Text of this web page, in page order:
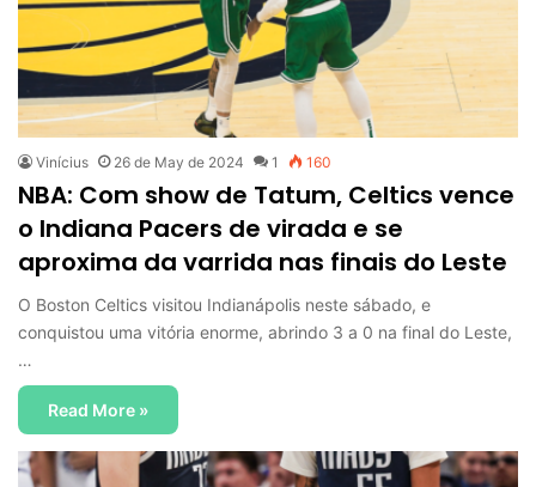
Vinícius 26 de May de 2024 1 160
NBA: Com show de Tatum, Celtics vence
o Indiana Pacers de virada e se
aproxima da varrida nas finais do Leste
O Boston Celtics visitou Indianápolis neste sábado, e
conquistou uma vitória enorme, abrindo 3 a 0 na final do Leste,
…
Read More »